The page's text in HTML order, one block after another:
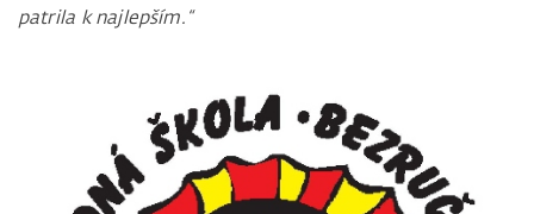
patrila k najlepším.“